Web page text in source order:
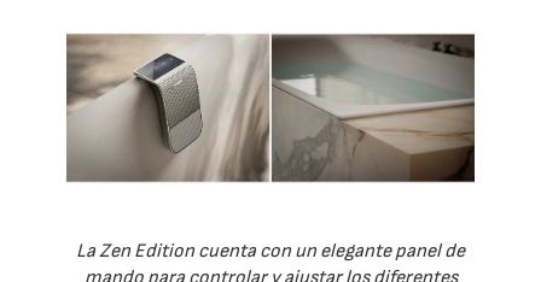
La Zen Edition cuenta con un elegante panel de